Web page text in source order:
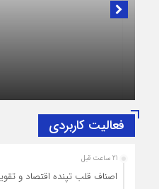
در لبیک به تصمیم سرنوشت‌ساز مجلس
فعالیت کاربردی
21 ساعت قبل
اصناف قلب تپنده اقتصاد و